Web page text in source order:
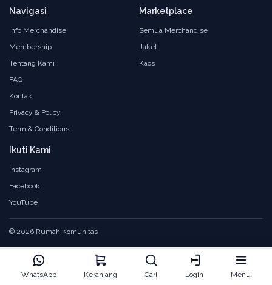
Navigasi
Info Merchandise
Membership
Tentang Kami
FAQ
Kontak
Privacy & Policy
Term & Conditions
Marketplace
Semua Merchandise
Jaket
Kaos
Ikuti Kami
Instagram
Facebook
YouTube
© 2026 Rumah Komunitas
WhatsApp Keranjang Cari Login Menu